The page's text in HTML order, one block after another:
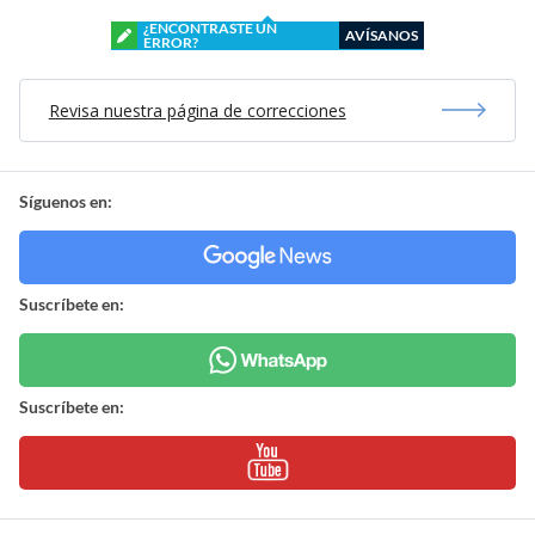
¿ENCONTRASTE UN
ERROR?
AVÍSANOS
Revisa nuestra página de correcciones
Síguenos en:
Suscríbete en:
Suscríbete en: